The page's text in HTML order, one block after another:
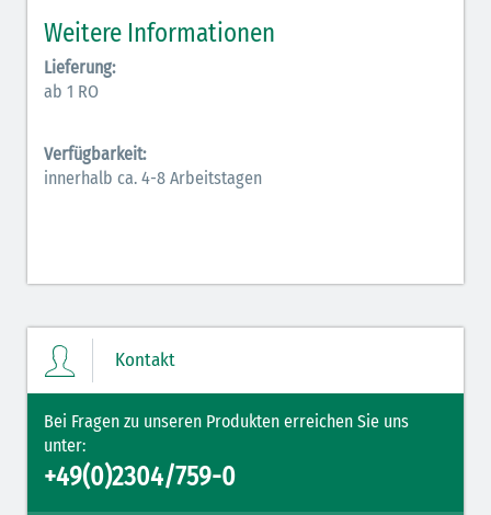
Elektrolyte Kalium (grün-blau)
Elektrolyte NaCl (grün)
Hormone Insulin (braun-gelb)
Weitere Informationen
Lieferung:
ab 1 RO
Verfügbarkeit:
innerhalb ca. 4-8 Arbeitstagen
Kontakt
Bei Fragen zu unseren Produkten erreichen Sie uns
unter:
+49(0)2304/759-0